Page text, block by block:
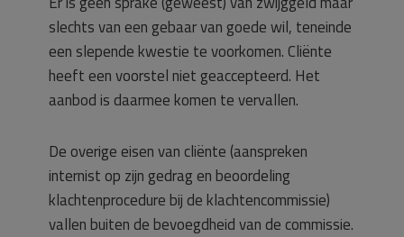
slechts van een gebaar van goede wil, teneinde
een slepende kwestie te voorkomen. Cliënte
heeft een voorstel niet geaccepteerd. Het
aanbod is daarmee komen te vervallen.
De overige eisen van cliënte (aanspreken
internist op zijn gedrag en beoordeling
klachtenprocedure bij de klachtencommissie)
vallen buiten de bevoegdheid van de commissie.